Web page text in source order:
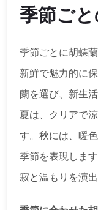
季節ご
季節ごとに胡蝶
新鮮で魅力的に
蘭を選び、新生
夏は、クリアで
す。秋には、暖
季節を表現しま
寂と温もりを演出